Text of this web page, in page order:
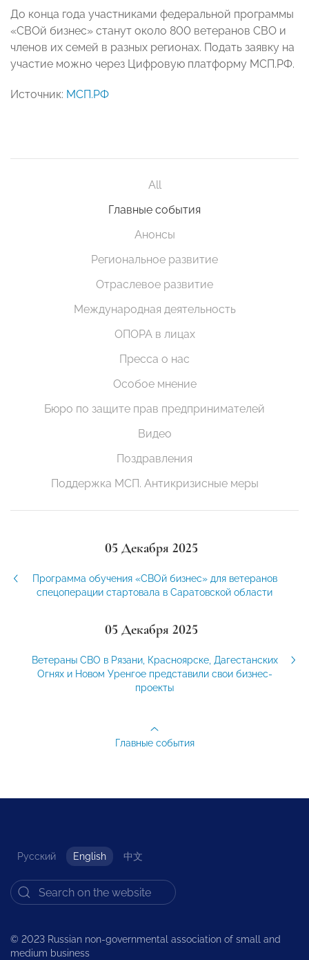
До конца года участниками федеральной программы
«СВОй бизнес» станут около 800 ветеранов СВО и
членов их семей в разных регионах. Подать заявку на
участие можно через Цифровую платформу МСП.РФ.
Источник: МСП.РФ
All
Главные события
Анонсы
Региональное развитие
Отраслевое развитие
Международная деятельность
ОПОРА в лицах
Пресса о нас
Особое мнение
Бюро по защите прав предпринимателей
Видео
Поздравления
Поддержка МСП. Антикризисные меры
05 Декабря 2025
Программа обучения «СВОй бизнес» для ветеранов
спецоперации стартовала в Саратовской области
05 Декабря 2025
Ветераны СВО в Рязани, Красноярске, Дагестанских
Огнях и Новом Уренгое представили свои бизнес-
проекты
Главные события
Русский English 中文
© 2023 Russian non-governmental association of small and
medium business